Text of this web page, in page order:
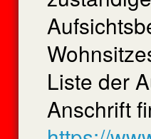
Liste der
Anschrift